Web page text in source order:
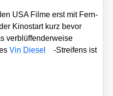
USA Fil­me erst mit Fern­
Kino­start kurz bevor
ver­blüf­fen­der­wei­se
Vin Die­sel
-Strei­fens ist